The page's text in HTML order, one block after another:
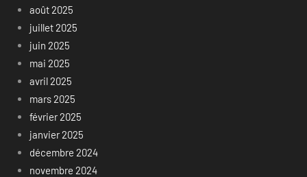
août 2025
juillet 2025
juin 2025
mai 2025
avril 2025
mars 2025
février 2025
janvier 2025
décembre 2024
novembre 2024